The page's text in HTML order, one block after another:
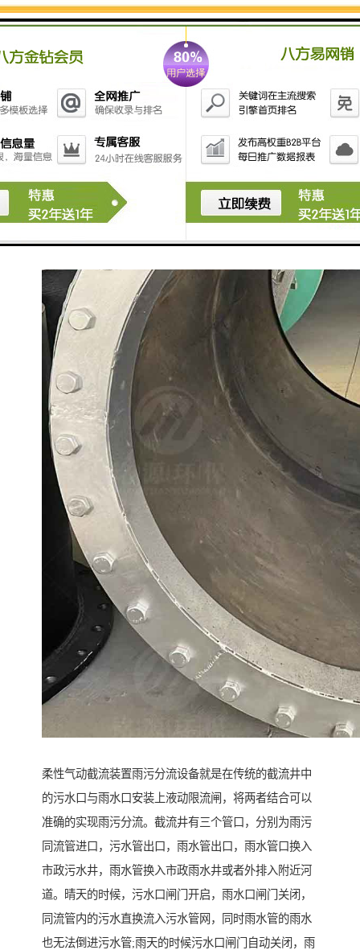
水环境生态治理工程
柔性气动截流装置雨污分流设备就是在传统的截流井中
的污水口与雨水口安装上液动限流闸，将两者结合可以
准确的实现雨污分流。截流井有三个管口，分别为雨污
同流管进口，污水管出口，雨水管出口，雨水管口换入
市政污水井，雨水管换入市政雨水井或者外排入附近河
道。晴天的时候，污水口闸门开启，雨水口闸门关闭，
同流管内的污水直换流入污水管网，同时雨水管的雨水
也无法倒进污水管;雨天的时候污水口闸门自动关闭，雨